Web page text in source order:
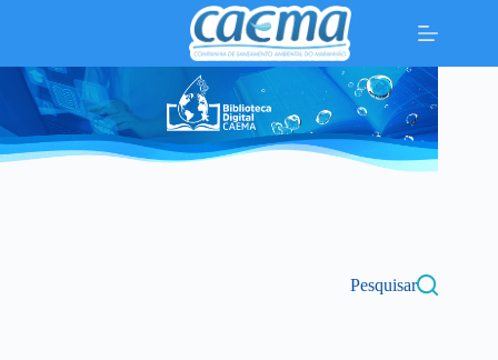
conteúdo
Pesquisar